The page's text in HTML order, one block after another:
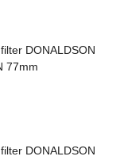
DONALDSON